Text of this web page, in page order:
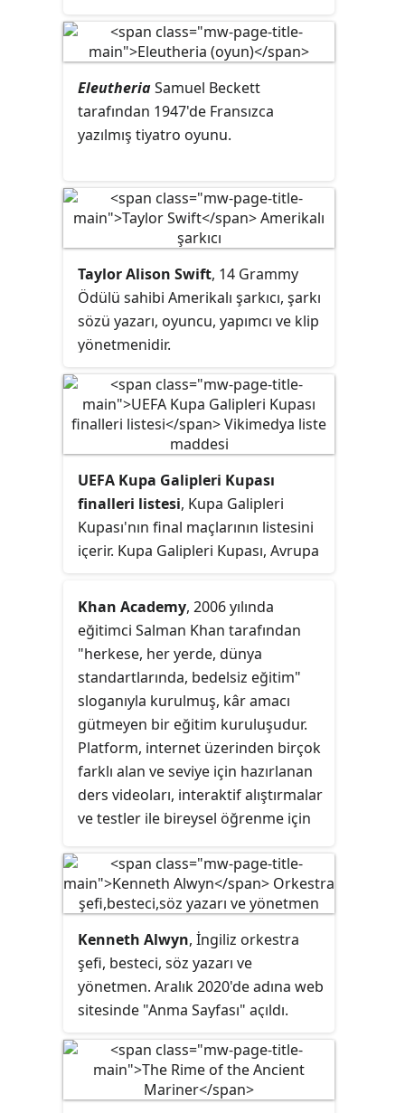
karakterini canlandırdı. Two and a
Half Men dizisinin yapımcısı Chuck
kısa bir süre sonra 7 Mart 2011
tarihinde bu diziden çıkartılmıştır.
Anger Management adlı dizide
aynı zamanda bu dizinin yapımcısı
ve senaristidir.
dönemleri boyunca yönetmen
William Desmond Taylor'un ölümü
de dahil olmak üzere çeşitli
skandallarla gölgelenmiştir.
EleutheriaSamuel Beckett
tarafından 1947'de Fransızca
yazılmış tiyatro oyunu.
Taylor Alison Swift, 14 Grammy
Ödülü sahibi Amerikalı şarkıcı, şarkı
sözü yazarı, oyuncu, yapımcı ve klip
yönetmenidir.
UEFA Kupa Galipleri Kupası
finalleri listesi, Kupa Galipleri
Kupası'nın final maçlarının listesini
içerir. Kupa Galipleri Kupası, Avrupa
tarafından, üye ülke takımları
arasında düzenlenen bir futbol
turnuvasıydı. Organizasyona ulusal
kupa şampiyonları katılmaktaydı. 39
yıllık tarihi boyunca, Kupa Galipleri
Kupası çift maçlı eleme sistemiyle
oynandı. Final maçları ise, iki ayaklı
olan ilk final hariç, tarafsız sahada
tek maç üzerinden yapıldı.
Turnuvada ilk şampiyon,
İskoçya'nın Rangers takımını, iki
maçlı 1961 finalinde, toplamda 4-
1'le geçen İtalyan ekip Fiorentina
olmuştu. 1999'da sona eren kupada
son şampiyon ise, finalde Real
Mallorca'yı deviren Lazio oldu.
Khan Academy, 2006 yılında
eğitimci Salman Khan tarafından
"herkese, her yerde, dünya
standartlarında, bedelsiz eğitim"
sloganıyla kurulmuş, kâr amacı
gütmeyen bir eğitim kuruluşudur.
Platform, internet üzerinden birçok
farklı alan ve seviye için hazırlanan
ders videoları, interaktif alıştırmalar
ve testler ile bireysel öğrenme için
desteklenen bir kütüphane ve aynı
zamanda öğrencinin seviyesini
tespit ederek yönlendirebilen,
öğrenme verisini öğretmen ya da
velilere raporlayabilen
kişiselleştirilmiş bir eğitim aracı
sunmaktadır. Her yıl 100 milyon
tarafından kullanılan Khan
Academy'nin yayınladığı tüm içerik
dünya çapında herkesin
Kenneth Alwyn, İngiliz orkestra
şefi, besteci, söz yazarı ve
yönetmen. Aralık 2020'de adına web
sitesinde "Anma Sayfası" açıldı.